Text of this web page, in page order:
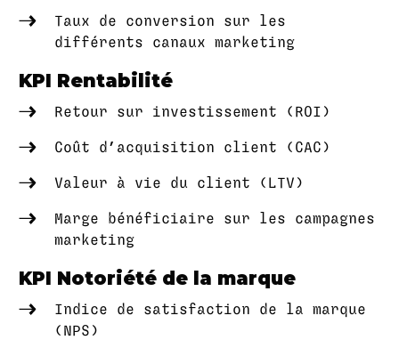
Taux de conversion sur les
différents canaux marketing
KPI Rentabilité
Retour sur investissement (ROI)
Coût d’acquisition client (CAC)
Valeur à vie du client (LTV)
Marge bénéficiaire sur les campagnes
marketing
KPI Notoriété de la marque
Indice de satisfaction de la marque
(NPS)